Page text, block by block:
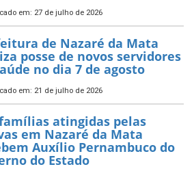
em: 27 de julho de 2026
de Nazaré da Mata
posse de novos servidores
no dia 7 de agosto
em: 21 de julho de 2026
atingidas pelas
em Nazaré da Mata
Auxílio Pernambuco do
do Estado